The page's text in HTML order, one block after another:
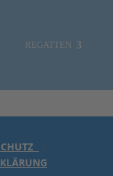
REGATTEN